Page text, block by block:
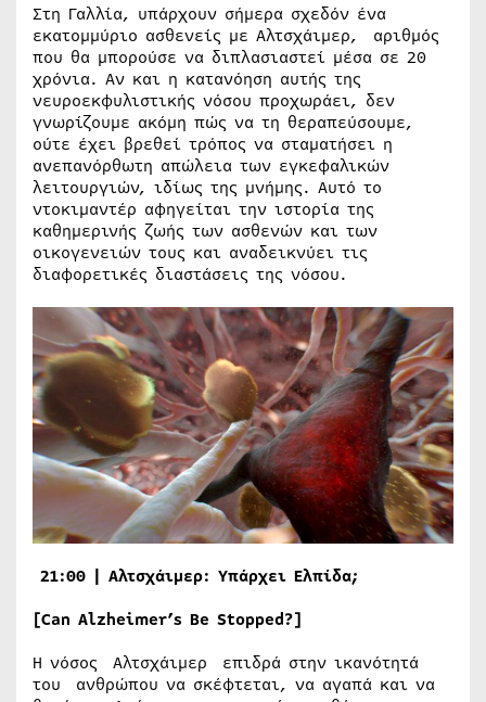
Στη Γαλλία, υπάρχουν σήμερα σχεδόν ένα
εκατομμύριο ασθενείς με Αλτσχάιμερ, αριθμός
που θα μπορούσε να διπλασιαστεί μέσα σε 20
χρόνια. Αν και η κατανόηση αυτής της
νευροεκφυλιστικής νόσου προχωράει, δεν
γνωρίζουμε ακόμη πώς να τη θεραπεύσουμε,
ούτε έχει βρεθεί τρόπος να σταματήσει η
ανεπανόρθωτη απώλεια των εγκεφαλικών
λειτουργιών, ιδίως της μνήμης. Αυτό το
ντοκιμαντέρ αφηγείται την ιστορία της
καθημερινής ζωής των ασθενών και των
οικογενειών τους και αναδεικνύει τις
διαφορετικές διαστάσεις της νόσου.
21:00 | Αλτσχάιμερ: Υπάρχει Ελπίδα;
[Can Alzheimer’s Be Stopped?]
Η νόσος Αλτσχάιμερ επιδρά στην ικανότητά
του ανθρώπου να σκέφτεται, να αγαπά και να